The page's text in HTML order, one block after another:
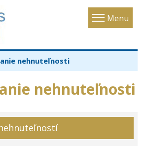
Menu
Toggle
nehnuteľnosti
nehnuteľnosti